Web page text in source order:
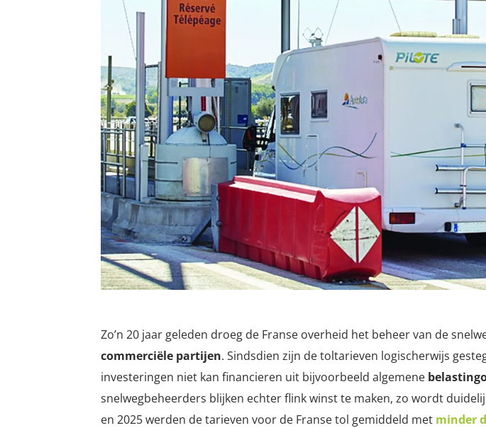
Zo’n 20 jaar geleden droeg de Franse overheid het beheer van de
commerciële partijen. Sindsdien zijn de toltarieven logischerwijs
investeringen niet kan financieren uit bijvoorbeeld algemene
snelwegbeheerders blijken echter flink winst te maken, zo wordt
en 2025 werden de tarieven voor de Franse tol gemiddeld met minder